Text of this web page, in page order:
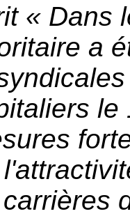
« Dans
a